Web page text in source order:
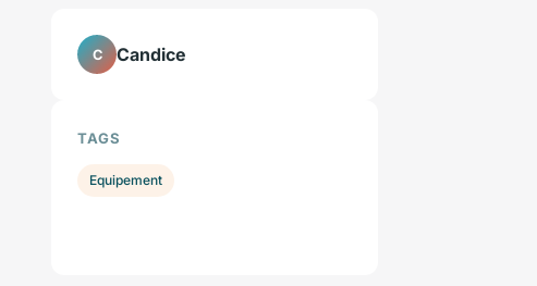
C Candice
TAGS
Equipement